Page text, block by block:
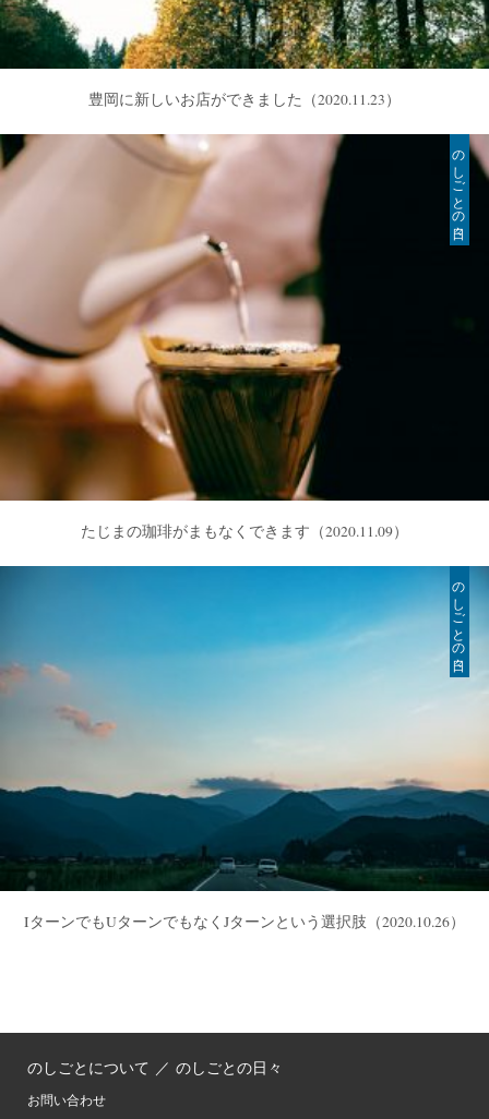
豊岡に新しいお店ができました （2020.11.23）
のしごとの日々
たじまの珈琲がまもなくできます （2020.11.09）
のしごとの日々
IターンでもUターンでもなくJターンという選択肢 （2020.10.26）
のしごとについて ／ のしごとの日々
お問い合わせ